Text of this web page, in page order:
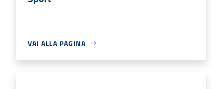
VAI ALLA PAGINA